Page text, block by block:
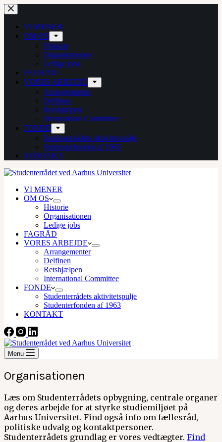
Fortsæt
til
indholdVI MENER
OM OS
Historie
Organisationen
Ledige jobs
FAGRÅD
VORES ARBEJDE
Arrangementer
Delfinen
Retshjælpen
International Committee
FONDE
Studenterrådets aktivitetspulje
Studenterfonden af 1963
KONTAKT
VI MENER
OM OS
Historie
Organisationen
Ledige jobs
FAGRÅD
VORES ARBEJDE
Arrangementer
Delfinen
Retshjælpen
International Committee
FONDE
Studenterrådets aktivitetspulje
Studenterfonden af 1963
KONTAKT
Menu
Organisationen
Læs om Studenterrådets opbygning, centrale organer
og deres arbejde for at styrke studiemiljøet på
Aarhus Universitet. Find også info om fællesråd,
politiske udvalg og kontaktpersoner.
Studenterrådets grundlag er vores vedtægter. Find